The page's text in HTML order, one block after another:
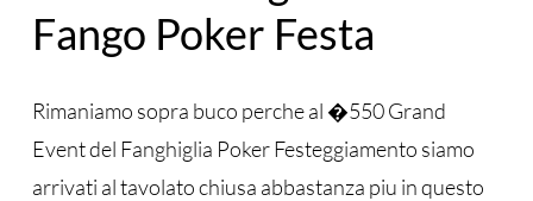
Fango Poker Festa
Rimaniamo sopra buco perche al �550 Grand
Event del Fanghiglia Poker Festeggiamento siamo
arrivati al tavolato chiusa abbastanza piu in questo